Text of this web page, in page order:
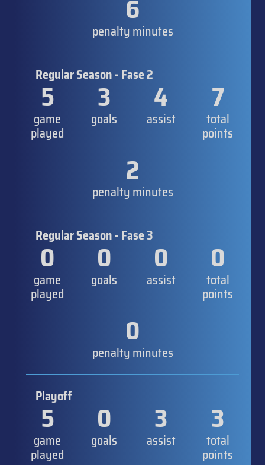
6
penalty minutes
Regular Season - Fase 2
5
game
played
3
goals
4
assist
7
total
points
2
penalty minutes
Regular Season - Fase 3
0
game
played
0
goals
0
assist
0
total
points
0
penalty minutes
Playoff
5
game
played
0
goals
3
assist
3
total
points